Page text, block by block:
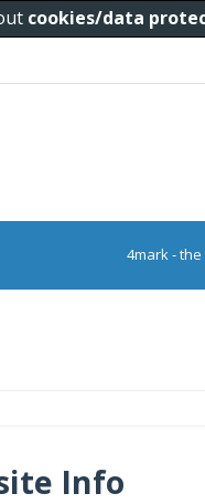
cookies/data
4mark -
Info